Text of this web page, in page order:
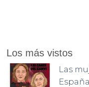
Los más vistos
Las